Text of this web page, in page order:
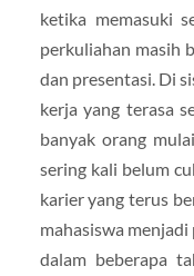
ketika memasuki
perkuliahan masih
dan presentasi. Di
kerja yang terasa
banyak orang
sering kali belum
karier yang terus
mahasiswa
dalam beberapa